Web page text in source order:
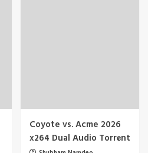
Coyote vs. Acme 2026
x264 Dual Audio Torr𝐞nt